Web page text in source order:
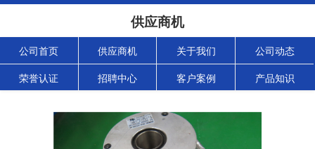
供应商机
公司首页 供应商机 关于我们 公司动态
荣誉认证 招聘中心 客户案例 产品知识